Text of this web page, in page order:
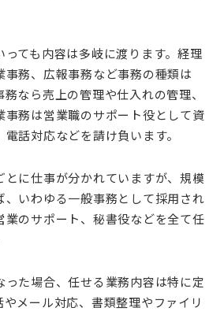
ても内容は多岐に渡ります。経理
務、広報事務など事務の種類は
なら売上の管理や仕入れの管理、
事務は営業職のサポート役として資
話対応などを請け負います。
とに仕事が分かれていますが、規模
、いわゆる一般事務として採用され
業のサポート、秘書役などを全て任
た場合、任せる業務内容は特に定
やメール対応、書類整理やファイリ